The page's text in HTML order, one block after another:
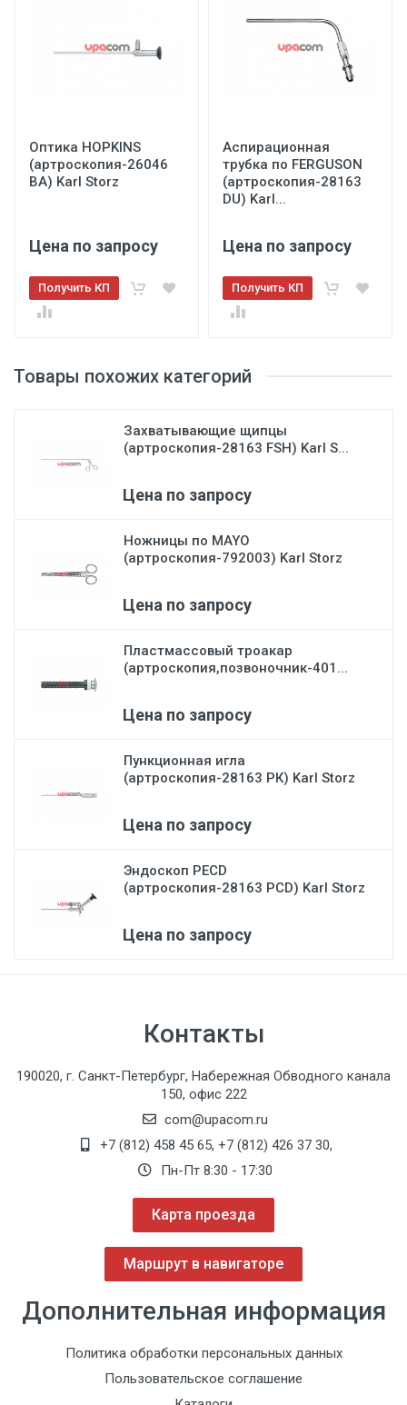
Товары похожих категорий
Захватывающие щипцы
(артроскопия-28163 FSH) Karl S...
Цена по запросу
Ножницы по MAYO
(артроскопия-792003) Karl Storz
Цена по запросу
Пластмассовый троакар
(артроскопия,позвоночник-401...
Цена по запросу
Пункционная игла
(артроскопия-28163 РК) Karl Storz
Цена по запросу
Эндоскоп PECD
(артроскопия-28163 PCD) Karl Storz
Цена по запросу
Оптика HOPKINS
(артроскопия-26046
BA) Karl Storz
Цена по запросу
Получить КП
Аспирационная
трубка по FERGUSON
(артроскопия-28163
DU) Karl...
Цена по запросу
Получить КП
Контакты
190020, г. Санкт-Петербург, Набережная Обводного канала
150, офис 222
com@upacom.ru
+7 (812) 458 45 65, +7 (812) 426 37 30,
Пн-Пт 8:30 - 17:30
Карта проезда
Маршрут в навигаторе
Дополнительная информация
Политика обработки персональных данных
Пользовательское соглашение